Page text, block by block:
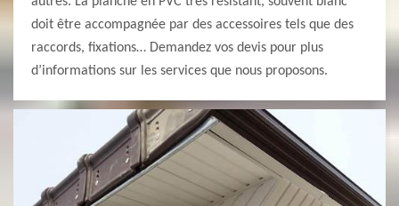
doit être accompagnée par des accessoires tels que des
raccords, fixations… Demandez vos devis pour plus
d’informations sur les services que nous proposons.